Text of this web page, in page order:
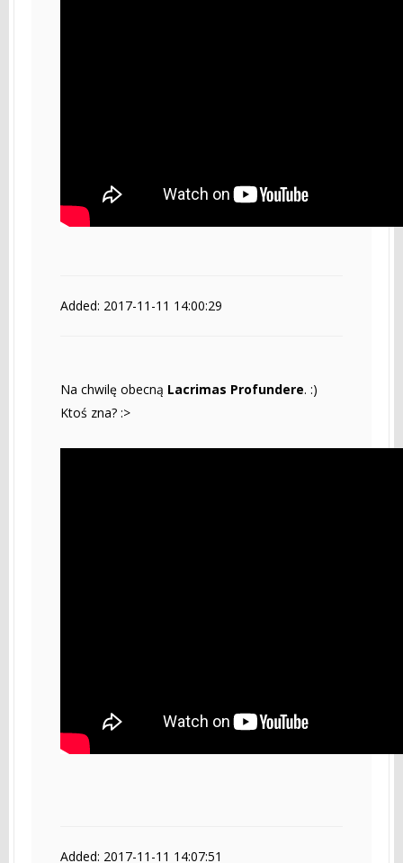
Added: 2017-11-11 14:00:29
Na chwilę obecną Lacrimas Profundere. :)
Ktoś zna? :>
Added: 2017-11-11 14:07:51